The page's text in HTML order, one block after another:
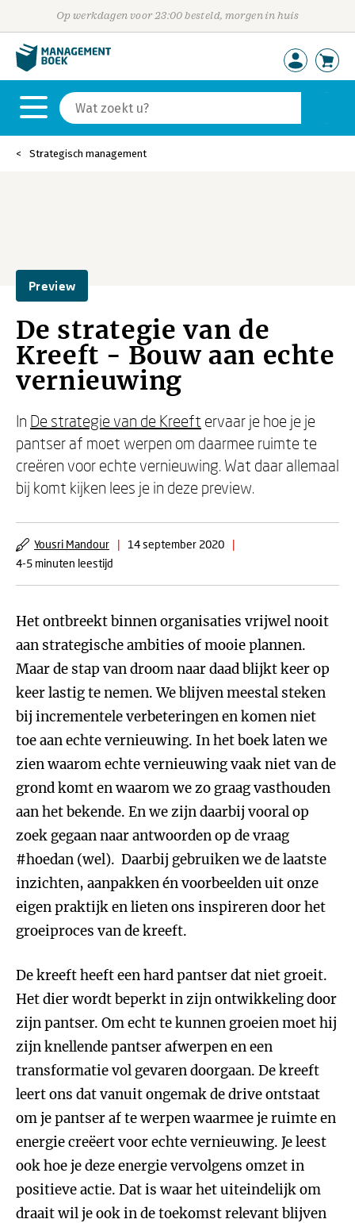
Op werkdagen voor 23:00 besteld, morgen in huis
Strategisch management
Preview
De strategie van de
Kreeft - Bouw aan echte
vernieuwing
In De strategie van de Kreeft ervaar je hoe je je
pantser af moet werpen om daarmee ruimte te
creëren voor echte vernieuwing. Wat daar allemaal
bij komt kijken lees je in deze preview.
Yousri Mandour | 14 september 2020
|
4-5 minuten leestijd
Het ontbreekt binnen organisaties vrijwel nooit
aan strategische ambities of mooie plannen.
Maar de stap van droom naar daad blijkt keer op
keer lastig te nemen. We blijven meestal steken
bij incrementele verbeteringen en komen niet
toe aan echte vernieuwing. In het boek laten we
zien waarom echte vernieuwing vaak niet van de
grond komt en waarom we zo graag vasthouden
aan het bekende. En we zijn daarbij vooral op
zoek gegaan naar antwoorden op de vraag
#hoedan (wel). Daarbij gebruiken we de laatste
inzichten, aanpakken én voorbeelden uit onze
eigen praktijk en lieten ons inspireren door het
groeiproces van de kreeft.
De kreeft heeft een hard pantser dat niet groeit.
Het dier wordt beperkt in zijn ontwikkeling door
zijn pantser. Om echt te kunnen groeien moet hij
zijn knellende pantser afwerpen en een
transformatie vol gevaren doorgaan. De kreeft
leert ons dat vanuit ongemak de drive ontstaat
om je pantser af te werpen waarmee je ruimte en
energie creëert voor echte vernieuwing. Je leest
ook hoe je deze energie vervolgens omzet in
positieve actie. Dat is waar het uiteindelijk om
draait wil je ook in de toekomst relevant blijven